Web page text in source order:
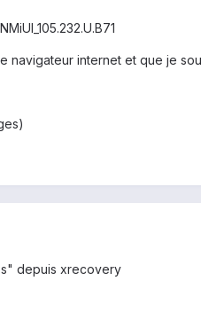
navigateur internet et que je
depuis xrecovery